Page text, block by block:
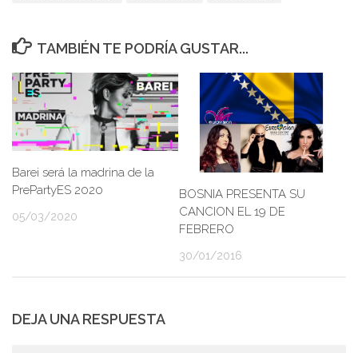
TAMBIÉN TE PODRÍA GUSTAR...
Barei será la madrina de la
PrePartyES 2020
05/03/2020
BOSNIA PRESENTA SU
CANCION EL 19 DE
FEBRERO
30/01/2016
DEJA UNA RESPUESTA